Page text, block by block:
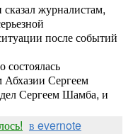
журналистам,
после событий
состоялась
Абхазии Сергеем
Сергеем Шамба, и
в evernote